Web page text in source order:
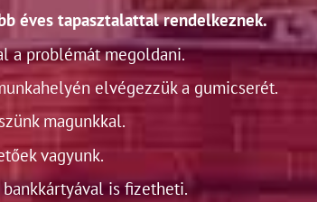
éves tapasztalattal rendelkeznek.
a problémát megoldani.
elvégezzük a gumicserét.
magunkkal.
vagyunk.
is fizetheti.